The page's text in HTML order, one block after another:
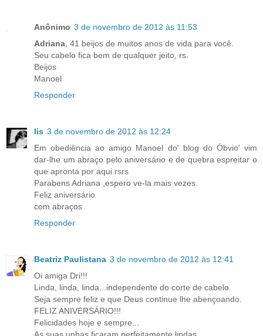
Anônimo 3 de novembro de 2012 às 11:53
Adriana, 41 beijos de muitos anos de vida para você.
Seu cabelo fica bem de qualquer jeito, rs.
Beijos
Manoel
Responder
lis 3 de novembro de 2012 às 12:24
Em obediência ao amigo Manoel do' blog do Óbvio' vim
dar-lhe um abraço pelo aniversário e de quebra espreitar o
que apronta por aqui rsrs
Parabens Adriana ,espero ve-la mais vezes.
Feliz aniversário
com abraços
Responder
Beatriz Paulistana 3 de novembro de 2012 às 12:41
Oi amiga Dri!!!
Linda, linda, linda...independente do corte de cabelo.
Seja sempre feliz e que Deus continue lhe abençoando.
FELIZ ANIVERSÁRIO!!!
Felicidades hoje e sempre...